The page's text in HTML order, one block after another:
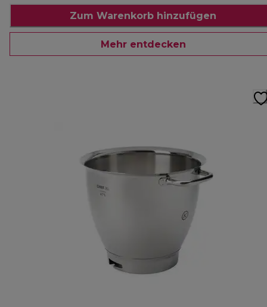
Zum Warenkorb hinzufügen
Mehr entdecken